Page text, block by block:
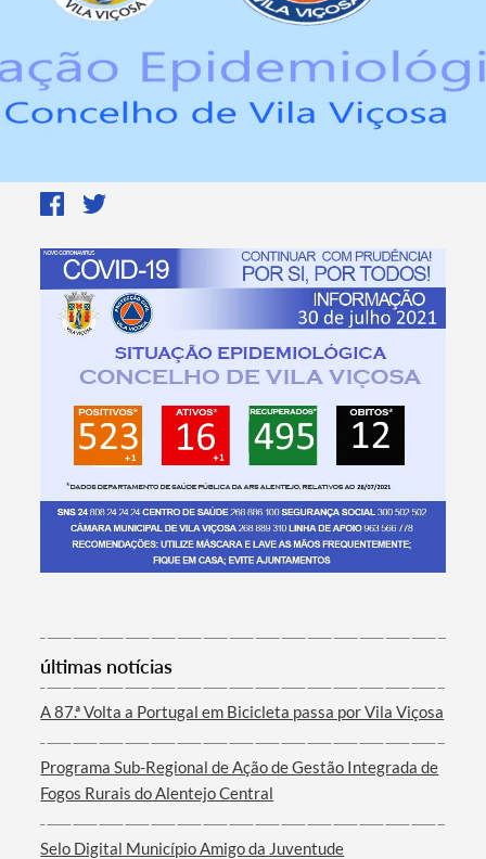
Categorias gerais
últimas notícias
A 87.ª Volta a Portugal em Bicicleta passa por Vila Viçosa
Programa Sub-Regional de Ação de Gestão Integrada de
Fogos Rurais do Alentejo Central
Selo Digital Município Amigo da Juventude